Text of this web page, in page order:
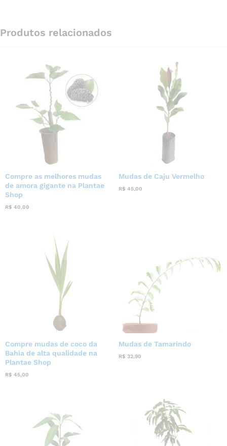
Produtos relacionados
Compre as melhores mudas
de amora gigante na Plantae
Shop
R$ 40,00
Mudas de Caju Vermelho
R$ 45,00
Compre mudas de coco da
Bahia de alta qualidade na
Plantae Shop
R$ 45,00
Mudas de Tamarindo
R$ 32,90